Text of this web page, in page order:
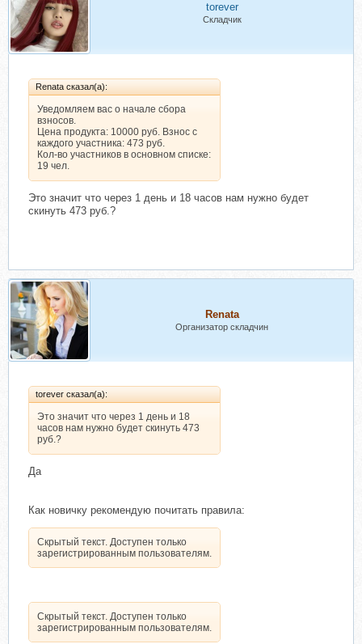
torever
Складчик
Renata сказал(а):
Уведомляем вас о начале сбора
взносов.
Цена продукта: 10000 руб. Взнос с
каждого участника: 473 руб.
Кол-во участников в основном списке:
19 чел.
Это значит что через 1 день и 18 часов нам нужно будет
скинуть 473 руб.?
Renata
Организатор складчин
torever сказал(а):
Это значит что через 1 день и 18
часов нам нужно будет скинуть 473
руб.?
Да
Как новичку рекомендую почитать правила:
Скрытый текст. Доступен только
зарегистрированным пользователям.
Скрытый текст. Доступен только
зарегистрированным пользователям.